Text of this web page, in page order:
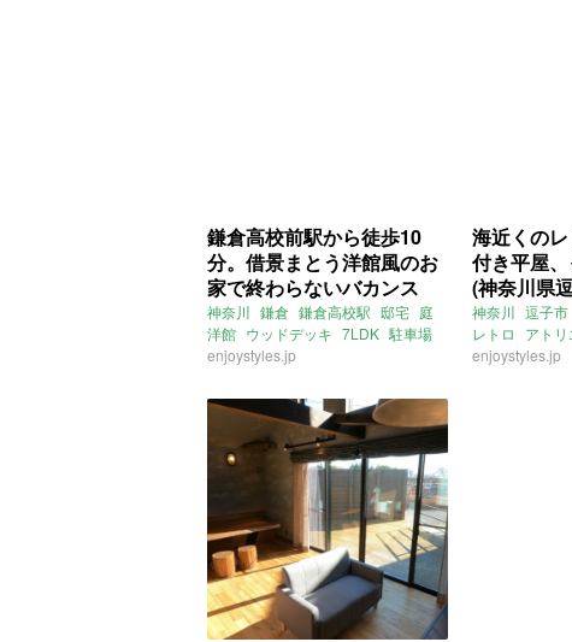
鎌倉高校前駅から徒歩10
分。借景まとう洋館風のお
家で終わらないバカンス
を。(神奈川県鎌倉市273㎡
の売買物件)
神奈川 鎌倉 鎌倉高校駅 邸宅 庭
洋館 ウッドデッキ 7LDK 駐車場
地下室 売買
enjoystyles.jp
海近くの
付き平屋
(神奈川県
買物件)
神奈川 逗子市
レトロ
アトリ
借地 売買 賃貸
enjoystyles.jp